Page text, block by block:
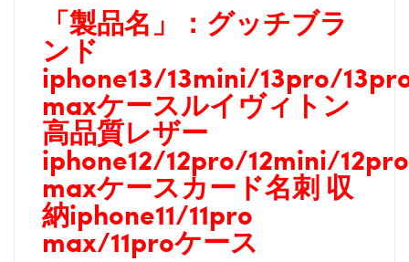
「製品名」： グッチブラ
ンド
iphone13/13mini/13pro/
maxケースルイヴィトン
高品質レザー
iphone12/12pro/12mini/12pro
maxケースカード名刺 収
納iphone11/11pro
max/11proケース